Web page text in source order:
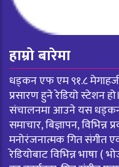
हाम्रो बारेमा
धड्कन एफ एम ९१.८ मेगाहर्ज
प्रसारण हुने रेडियो स्टेशन
संचालनमा आउने यस
समाचार, बिज्ञापन,
मनोरंजनात्मक गित संगीत
रेडियोबाट विभिन्न भाषा (